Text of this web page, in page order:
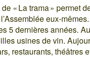
de « La trama » permet
eux-
5 dernières années.
usines de vin.
restaurants, théâtres